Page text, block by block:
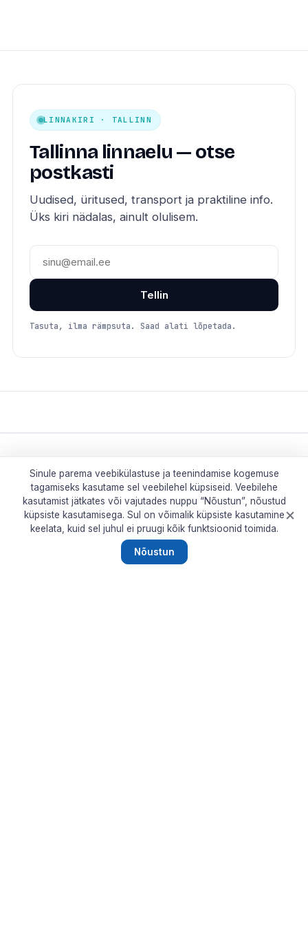
LINNAKIRI · TALLINN
Tallinna linnaelu — otse
postkasti
Uudised, üritused, transport ja praktiline info.
Üks kiri nädalas, ainult olulisem.
Tellin
Tasuta, ilma rämpsuta. Saad alati lõpetada.
Tallinn2011
Tallinna uudised, linnaelu, kultuur ja praktiline info.
Sündinud kultuuripealinna aastal 2011.
Sinule parema veebikülastuse ja teenindamise kogemuse
tagamiseks kasutame sel veebilehel küpsiseid. Veebilehe
kasutamist jätkates või vajutades nuppu “Nõustun”, nõustud
küpsiste kasutamisega. Sul on võimalik küpsiste kasutamine
keelata, kuid sel juhul ei pruugi kõik funktsioonid toimida.
Nõustun